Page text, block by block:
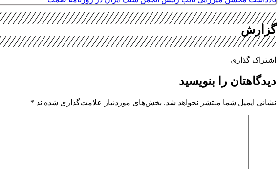
گزارش
اشتراک گذاری
دیدگاهتان را بنویسید
نشانی ایمیل شما منتشر نخواهد شد. بخش‌های موردنیاز علامت‌گذاری شده‌اند *